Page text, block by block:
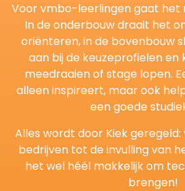
Voor vmbo-leerlingen gaat het
In de onderbouw draait het
oriënteren, in de bovenbouw
aan bij de keuzeprofielen en
meedraaien of stage lopen.
alleen inspireert, maar ook
een goede
Alles wordt door Kiek
bedrijven tot de invulling van
het wel héél makkelijk om
brengen!